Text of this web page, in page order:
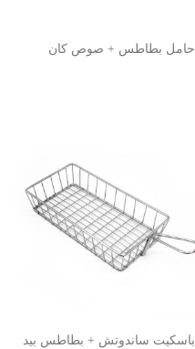
حامل بطاطس + صوص كان
باسكيت ساندوتش + بطاطس بيد